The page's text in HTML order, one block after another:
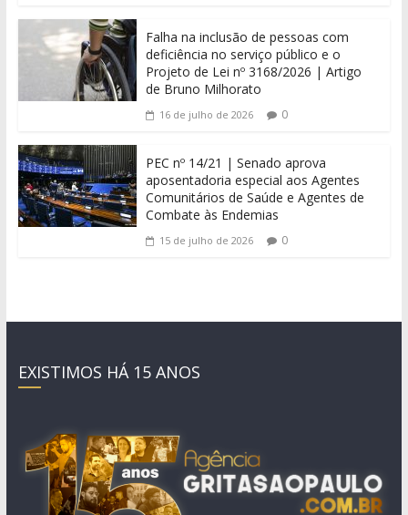
Falha na inclusão de pessoas com
deficiência no serviço público e o
Projeto de Lei nº 3168/2026 | Artigo
de Bruno Milhorato
16 de julho de 2026 0
PEC nº 14/21 | Senado aprova
aposentadoria especial aos Agentes
Comunitários de Saúde e Agentes de
Combate às Endemias
15 de julho de 2026 0
EXISTIMOS HÁ 15 ANOS